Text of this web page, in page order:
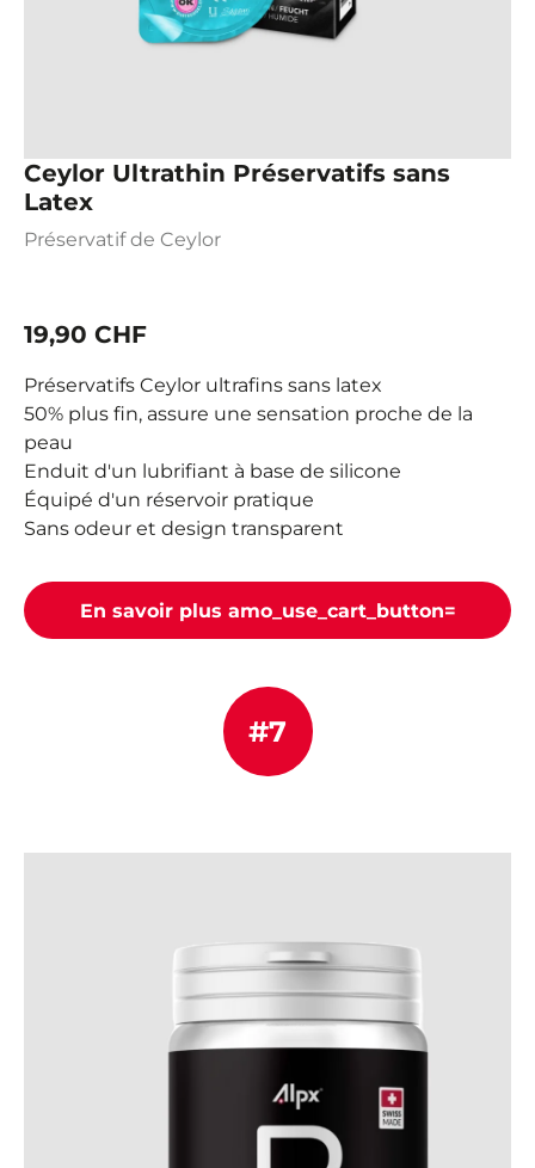
Ceylor Ultrathin Préservatifs sans
Latex
Préservatif de Ceylor
19,90 CHF
Préservatifs Ceylor ultrafins sans latex
50% plus fin, assure une sensation proche de la
peau
Enduit d'un lubrifiant à base de silicone
Équipé d'un réservoir pratique
Sans odeur et design transparent
En savoir plus amo_use_cart_button=
#7